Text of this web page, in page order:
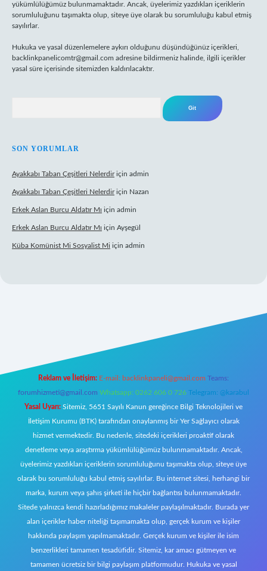
yükümlülüğümüz bulunmamaktadır. Ancak, üyelerimiz yazdıkları içeriklerin
sorumluluğunu taşımakta olup, siteye üye olarak bu sorumluluğu kabul etmiş
sayılırlar.
Hukuka ve yasal düzenlemelere aykırı olduğunu düşündüğünüz içerikleri,
backlinkpanelicomtr@gmail.com adresine bildirmeniz halinde, ilgili içerikler
yasal süre içerisinde sitemizden kaldırılacaktır.
SON YORUMLAR
Ayakkabı Taban Çeşitleri Nelerdiriçin admin
Ayakkabı Taban Çeşitleri Nelerdiriçin Nazan
Erkek Aslan Burcu Aldatır Mı için admin
Erkek Aslan Burcu Aldatır Mı için Ayşegül
Küba Komünist Mi Sosyalist Mi için admin
Reklam ve İletişim: E-mail: backlinkpaneli@gmail.com Teams:
forumhizmeti@gmail.com Whatsapp: 0262 606 0 726 Telegram: @karabul
Yasal Uyarı: Sitemiz, 5651 Sayılı Kanun gereğince Bilgi Teknolojileri ve
İletişim Kurumu (BTK) tarafından onaylanmış bir Yer Sağlayıcı olarak
hizmet vermektedir. Bu nedenle, sitedeki içerikleri proaktif olarak
denetleme veya araştırma yükümlülüğümüz bulunmamaktadır. Ancak,
üyelerimiz yazdıkları içeriklerin sorumluluğunu taşımakta olup, siteye üye
olarak bu sorumluluğu kabul etmiş sayılırlar. Bu internet sitesi, herhangi bir
marka, kurum veya şahıs şirketi ile hiçbir bağlantısı bulunmamaktadır.
Sitede yalnızca kendi hazırladığımız makaleler paylaşılmaktadır. Burada yer
alan içerikler haber niteliği taşımamakta olup, gerçek kurum ve kişiler
hakkında paylaşım yapılmamaktadır. Gerçek kurum ve kişiler ile isim
benzerlikleri tamamen tesadüfidir. Sitemiz, kar amacı gütmeyen ve
tamamen ücretsiz bir bilgi paylaşım platformudur. Hukuka ve yasal